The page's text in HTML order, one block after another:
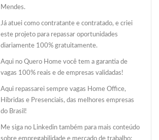
Mendes.
Já atuei como contratante e contratado, e criei
este projeto para repassar oportunidades
diariamente 100% gratuitamente.
Aqui no Quero Home você tem a garantia de
vagas 100% reais e de empresas validadas!
Aqui repassarei sempre vagas Home Office,
Híbridas e Presenciais, das melhores empresas
do Brasil!
Me siga no Linkedin também para mais conteúdo